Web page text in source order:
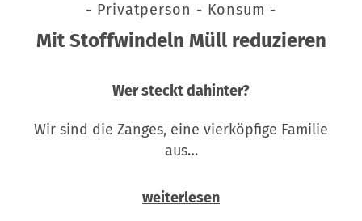
- Privatperson - Konsum -
Mit Stoffwindeln Müll reduzieren
Wer steckt dahinter?
Wir sind die Zanges, eine vierköpfige Familie
aus…
weiterlesen